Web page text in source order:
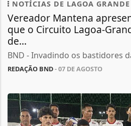
NOTÍCIAS DE LAGOA GRANDE
Vereador Mantena
que o Circuito Lagoa-
de...
BND - Invadindo os bastidores
REDAÇÃO BND- 07 DE AGOSTO